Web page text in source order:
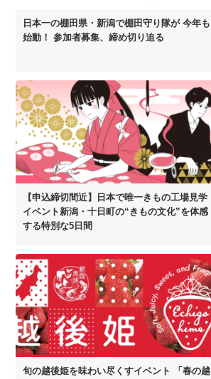
日本一の棚田県・新潟で棚田守り隊が今年も
始動！ 参加者募集、締め切り迫る
【申込締切間近】
日本で唯一きもの工場見学
イベント新潟・十日町の“きもの文化”を体感
する特別な5日間
旬の越後姫を味わい尽くすイベント
「春の越